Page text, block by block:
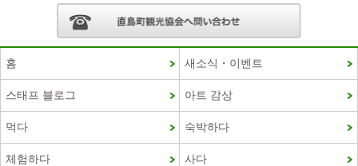
홈 새소식・이벤트
스태프 블로그 아트 감상
먹다 숙박하다
체험하다 사다